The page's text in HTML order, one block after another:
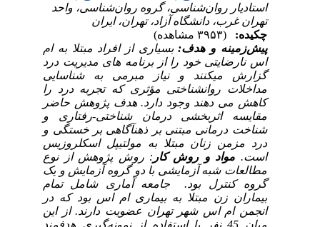
استادیار روان‌شناسی، گروه روان‌شناسی، واحد
تهران غرب، دانشگاه آزاد، تهران، ایران
چکیده:
پیش‌زمینه و هدف:بسیاری از افراد مبتلا به ام
اس نارضایتی خود را از برنامه­ های مدیریت درد
گزارش می­کنند و نیاز مبرمی به شناسایی
مداخلات روان­شناختی مؤثری که تجربه درد را
کاهش می­ دهند وجود دارد. هدف پژوهش حاضر
مقایسه اثربخشی درمان شناختی-رفتاری و
شناخت درمانی مبتنی بر ذهن­آگاهی بر خستگی و
درد مزمن زنان مبتلا به مولتیپل اسکلروزیس
است.مواد و روش‌ کار: روش پژوهش از نوع
مطالعات شبه آزمایشی با دو گروه آزمایش و یک
گروه کنترل بود. جامعه آماری شامل تمام
بیماران زن مبتلا به بیماری ام اس بود که در
انجمن ام اس شهر تهران عضویت دارند. از این
میان 45 نفر با استفاده از نمونه‌گیری هدفمند